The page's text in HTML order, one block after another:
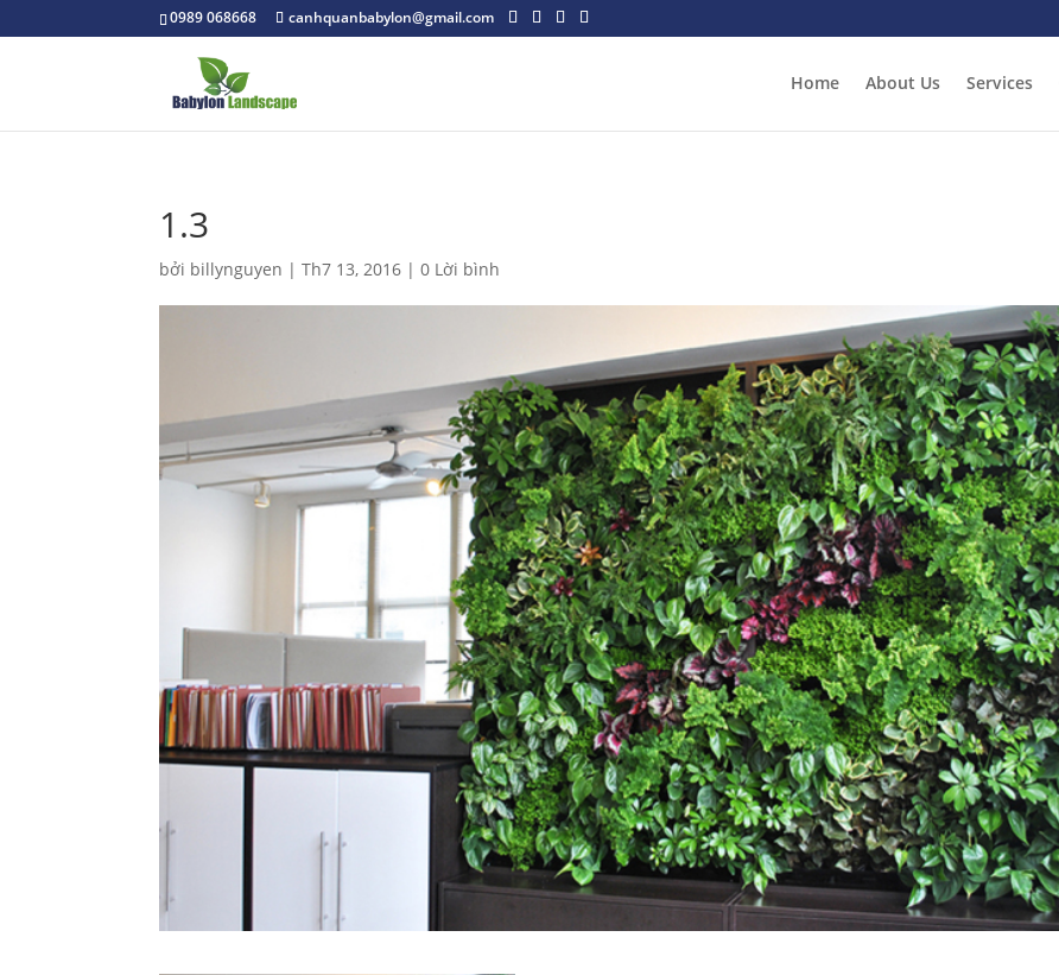
0989 068668 canhquanbabylon@gmail.com
Home About Us Services
1.3
bởi billynguyen |Th7 13, 2016 |0 Lời bình